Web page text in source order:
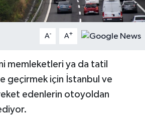
A- A+
memleketleri ya da tatil
geçirmek için İstanbul ve
edenlerin otoyoldan
Hayatı
TV